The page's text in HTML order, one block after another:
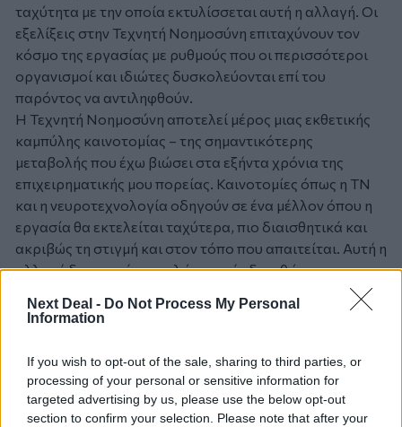
Next Deal - Do Not Process My Personal
Information
If you wish to opt-out of the sale, sharing to third parties, or
processing of your personal or sensitive information for
targeted advertising by us, please use the below opt-out
section to confirm your selection. Please note that after your
ταχύτητα με την οποία εκτυλίσσεται αυτή η αλλαγή. Οι
εξελίξεις στην Τεχνητή Νοημοσύνη επιταχύνουν τον
κόσμο της εργασίας με ρυθμούς που οι περισσότεροι
οργανισμοί και ιδιώτες δυσκολεύονται επί του
παρόντος να αντιληφθούν.
Η Τεχνητή Νοημοσύνη αποτελεί μέρος μιας εκθετικής
καμπύλης καινοτομίας – της σημαντικότερης
μεταβολής που έχω βιώσει στα εξήντα χρόνια της
επιχειρηματικής μου πορείας. Καινοτομίες όπως η TN
και η νευροτεχνολογία οδηγούν σε ένα μέλλον όπου η
εργασία θα εκτελείται ταχύτερα, πιο διαισθητικά και
ακριβώς τη στιγμή και στον τόπο που απαιτείται. Αυτή η
αλλαγή δεν επιφέρει απλώς μικρές διορθώσεις.
Μεταβάλλει την ίδια την ταχύτητα του επιχειρείν. Ο
κόσμος της εργασίας θα είναι ριζικά διαφορετικός έως
Προσθέστε τοnextdeal.grως
προτιμώμενη πηγή ενημέρωσης στο Google